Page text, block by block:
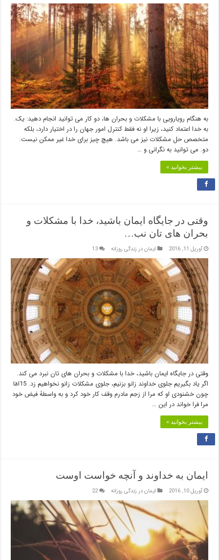
به هنگام رویارویی با مشکلات و بحران ها، دو کار می توانید انجام دهید: یک.
به خدا اعتماد کنید، زیرا او نه فقط کنترل امور جهان را در اختیار دارد، بلکه
متخصص حل مشکلات نیز می باشد. هیچ چیز برای خدا غیر ممکن نیست.
دو. می توانید به نگرانی و …
بیشتر بخوانید »
وقتی در جایگاه ایمان باشید، خدا با مشکلات و
بحران های تان نب…
آوریل 11, 2016 ایمان در زندگی روزانه 13
وقتی در جایگاه ایمان باشید، خدا با مشکلات و بحران های تان نبرد می کند.
اگر یاد بگیریم جلوی خداوند زانو بزنیم، جلوی مشکلات زانو نخواهیم زد. 15امّا
چون خشنودی او که مرا از رَحِم مادرم وقف کار خود کرد و به واسطۀ فیض خود
مرا فرا خواند در این …
بیشتر بخوانید »
ایمان به خداوند و آنچه خواست اوست
آوریل 10, 2016 ایمان در زندگی روزانه 22